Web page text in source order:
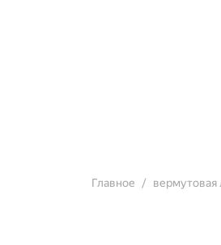
Главное вермутовая